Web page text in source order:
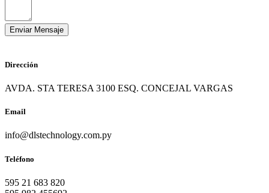
Dirección
AVDA. STA TERESA 3100 ESQ. CONCEJAL VARGAS
Email
info@dlstechnology.com.py
Teléfono
595 21 683 820